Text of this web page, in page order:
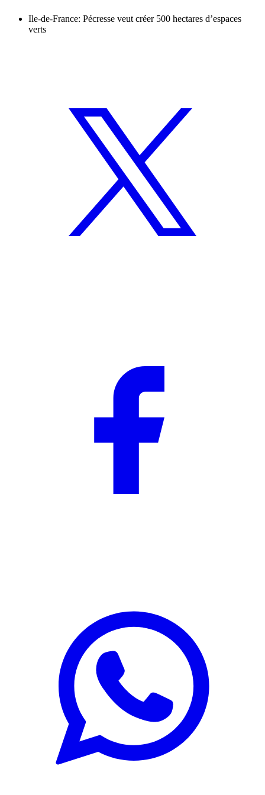
Ile-de-France: Pécresse veut créer 500 hectares d’espaces
verts